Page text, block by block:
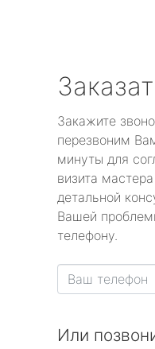
Закажите
перезвоним
минуты для
визита
детальной
Вашей
телефону.
Или